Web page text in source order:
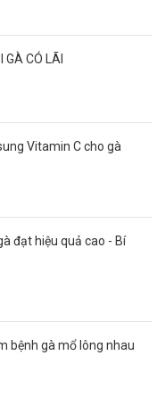
GÀ CÓ LÃI
Vitamin C cho gà
đạt hiệu quả cao - Bí
bệnh gà mổ lông nhau